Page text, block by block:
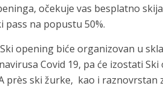
očekuje vas besplatno
pass na popustu 50%.
opening biće organizovan u
Covid 19, pa će izostati
près ski žurke, kao i